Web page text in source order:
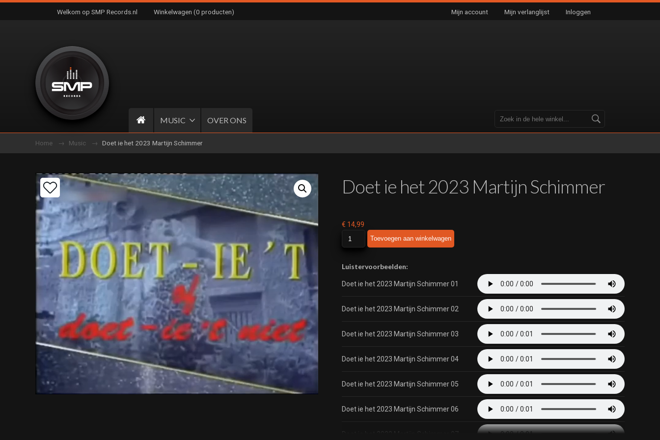
Welkom op SMP Records.nl Winkelwagen (0 producten) Mijn account Mijn verlanglijst Inloggen
MUSIC OVER ONS
Home Music Doet ie het 2023 Martijn Schimmer
Doet ie het 2023 Martijn Schimmer
€ 14,99
ie
2023
Schimmer
Toevoegen aan winkelwagen
Luistervoorbeelden:
Doet ie het 2023 Martijn Schimmer 01
Doet ie het 2023 Martijn Schimmer 02
Doet ie het 2023 Martijn Schimmer 03
Doet ie het 2023 Martijn Schimmer 04
Doet ie het 2023 Martijn Schimmer 05
Doet ie het 2023 Martijn Schimmer 06
Doet ie het 2023 Martijn Schimmer 07